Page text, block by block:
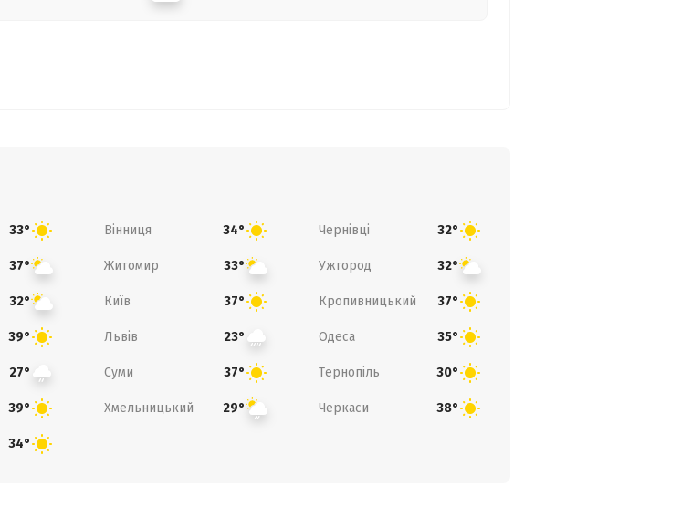
33° Вінниця 34° Чернівці 32°
37° Житомир 33° Ужгород 32°
32° Київ 37° Кропивницький 37°
39° Львів 23° Одеса 35°
27° Суми 37° Тернопіль 30°
39° Хмельницький 29° Черкаси 38°
34°